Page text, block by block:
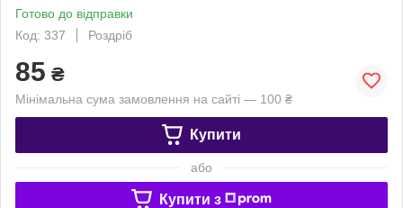
Готово до відправки
Код: 337
Роздріб
85 ₴
Мінімальна сума замовлення на сайті — 100 ₴
Купити
або
Купити з